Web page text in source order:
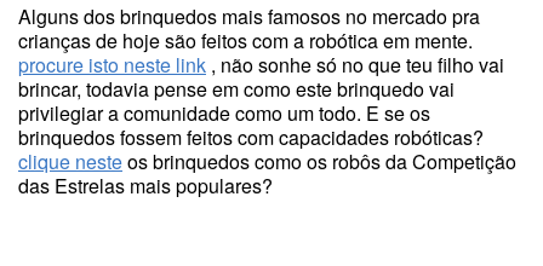
Alguns dos brinquedos mais famosos no mercado pra
crianças de hoje são feitos com a robótica em mente.
procure isto neste link , não sonhe só no que teu filho vai
brincar, todavia pense em como este brinquedo vai
privilegiar a comunidade como um todo. E se os
brinquedos fossem feitos com capacidades robóticas?
clique nesteos brinquedos como os robôs da Competição
das Estrelas mais populares?